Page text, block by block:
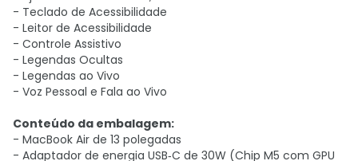
- Teclado de Acessibilidade
- Leitor de Acessibilidade
- Controle Assistivo
- Legendas Ocultas
- Legendas ao Vivo
- Voz Pessoal e Fala ao Vivo
Conteúdo da embalagem:
- MacBook Air de 13 polegadas
- Adaptador de energia USB‑C de 30W (Chip M5 com GPU